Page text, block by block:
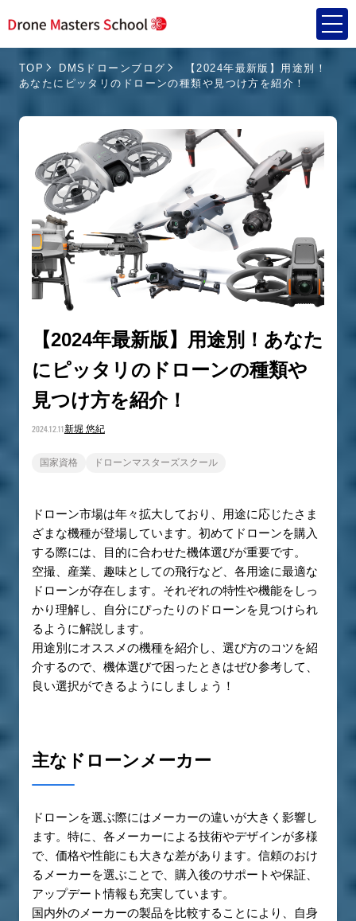
TOP DMSドローンブログ
【2024年最新版】用途別！
あなたにピッタリのドローンの種類や見つけ方を紹介！
【2024年最新版】用途別！あなた
にピッタリのドローンの種類や
見つけ方を紹介！
2024.12.11新堀 悠紀
国家資格 ドローンマスターズスクール
ドローン市場は年々拡大しており、用途に応じたさま
ざまな機種が登場しています。初めてドローンを購入
する際には、目的に合わせた機体選びが重要です。
空撮、産業、趣味としての飛行など、各用途に最適な
ドローンが存在します。それぞれの特性や機能をしっ
かり理解し、自分にぴったりのドローンを見つけられ
るように解説します。
用途別にオススメの機種を紹介し、選び方のコツを紹
介するので、機体選びで困ったときはぜひ参考して、
良い選択ができるようにしましょう！
主なドローンメーカー
ドローンを選ぶ際にはメーカーの違いが大きく影響し
ます。特に、各メーカーによる技術やデザインが多様
で、価格や性能にも大きな差があります。信頼のおけ
るメーカーを選ぶことで、購入後のサポートや保証、
アップデート情報も充実しています。
国内外のメーカーの製品を比較することにより、自身